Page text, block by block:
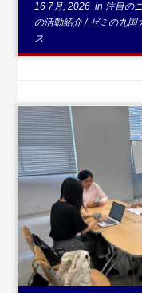
16 7月, 2026 in 注目の
の活動紹介/ゼミの九国
ス
...続き